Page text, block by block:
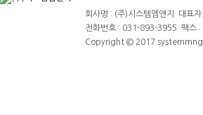
회사명 : (주)시스템엠앤지 대표
전화번호 : 031-893-3955 팩
Copyright © 2017